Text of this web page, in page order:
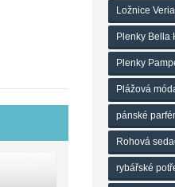
Ložnice Veria
Plenky Bella
Plenky
Plážová
pánské
Rohová
rybářské